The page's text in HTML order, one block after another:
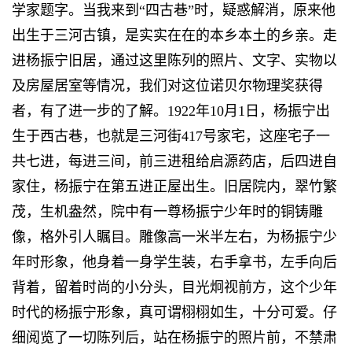
学家题字。当我来到“四古巷”时，疑惑解消，原来他
出生于三河古镇，是实实在在的本乡本土的乡亲。走
进杨振宁旧居，通过这里陈列的照片、文字、实物以
及房屋居室等情况，我们对这位诺贝尔物理奖获得
者，有了进一步的了解。1922年10月1日，杨振宁出
生于西古巷，也就是三河街417号家宅，这座宅子一
共七进，每进三间，前三进租给启源药店，后四进自
家住，杨振宁在第五进正屋出生。旧居院内，翠竹繁
茂，生机盎然，院中有一尊杨振宁少年时的铜铸雕
像，格外引人瞩目。雕像高一米半左右，为杨振宁少
年时形象，他身着一身学生装，右手拿书，左手向后
背着，留着时尚的小分头，目光炯视前方，这个少年
时代的杨振宁形象，真可谓栩栩如生，十分可爱。仔
细阅览了一切陈列后，站在杨振宁的照片前，不禁肃